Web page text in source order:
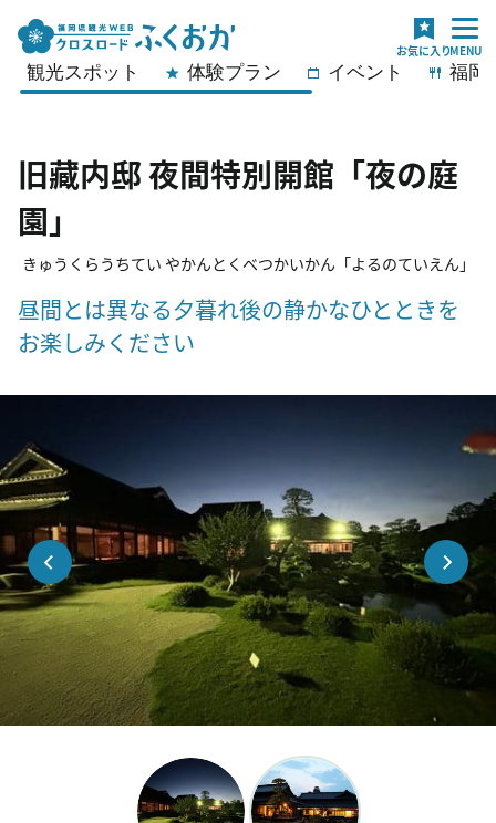
観光スポット 体験プラン イベント 福岡
旧藏内邸 夜間特別開館「夜の庭
園」
きゅうくらうちてい やかんとくべつかいかん「よるのていえん」
昼間とは異なる夕暮れ後の静かなひとときを
お楽しみください